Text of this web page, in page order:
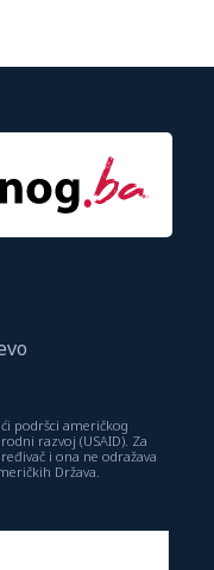
podršci američkog
razvoj (USAID). Za
i ona ne odražava
Država.